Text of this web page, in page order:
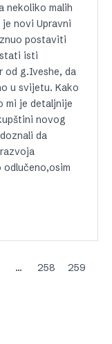
nekoliko malih
novi Upravni
postaviti
isti
od g.Iveshe, da
u svijetu. Kako
mi je detaljnije
novog
da
… 258
259